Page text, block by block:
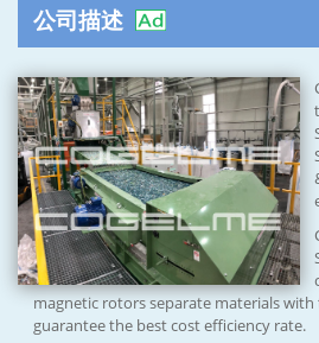
公司描述
magnetic rotors separate materials
guarantee the best cost efficiency rate.